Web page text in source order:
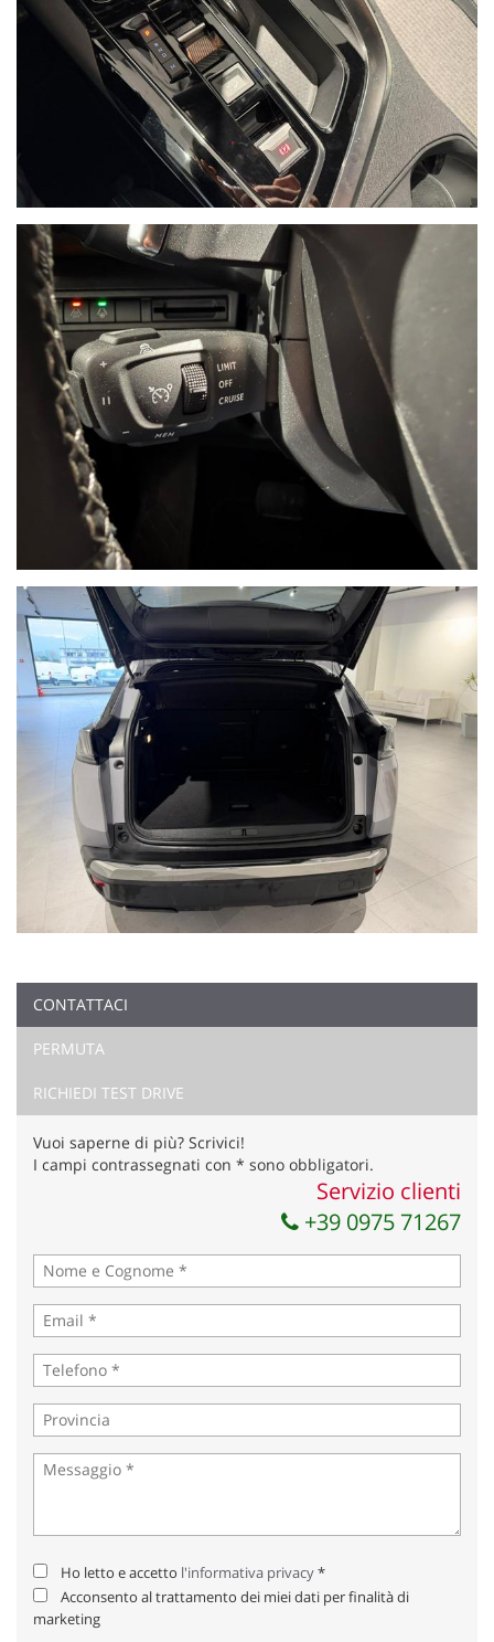
CONTATTACI
PERMUTA
RICHIEDI TEST DRIVE
Vuoi saperne di più? Scrivici!
I campi contrassegnati con * sono obbligatori.
Servizio clienti
+39 0975 71267
Ho letto e accetto l'informativa privacy*
Acconsento al trattamento dei miei dati per finalità di
marketing